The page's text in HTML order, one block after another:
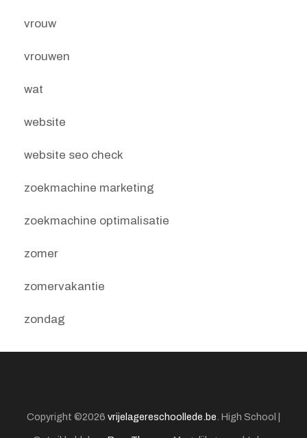
vrouw
vrouwen
wat
website
website seo check
zoekmachine marketing
zoekmachine optimalisatie
zomer
zomervakantie
zondag
Copyright ©2026 vrijelagereschoollede.be High School |